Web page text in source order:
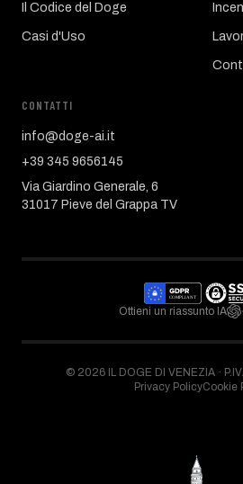
Il Codice del Doge
Casi d'Uso
CONTATTI
info@doge-ai.it
+39 345 9656145
Via Giardino Generale, 6
31017 Pieve del Grappa TV
Ottieni un riassunto IA
© 2026 IL DOGE DI VENEZIA ·
Privacy PolicyCookie